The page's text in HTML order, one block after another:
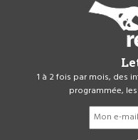
1 à 2 fois par mois, des
programmée,